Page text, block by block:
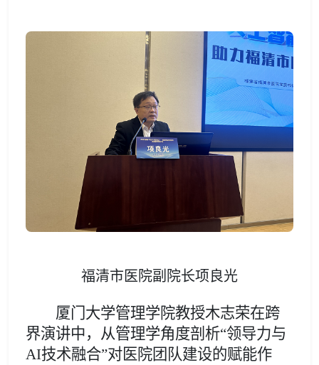
福清市医院副院长项良光
厦门大学管理学院教授木志荣在跨
界演讲中，从管理学角度剖析“领导力与
AI技术融合”对医院团队建设的赋能作